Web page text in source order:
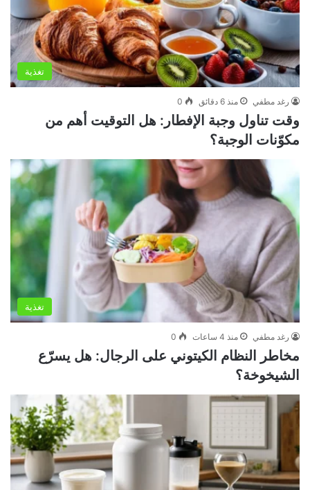
تغذية
رغد مطفي منذ 6 دقائق 0
وقت تناول وجبة الإفطار: هل التوقيت أهم من
مكوّنات الوجبة؟
تغذية
رغد مطفي منذ 4 ساعات 0
مخاطر النظام الكيتوني على الرجال: هل يسرّع
الشيخوخة؟